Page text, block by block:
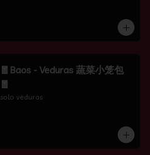
🧧Baos - Veduras 蔬菜小笼包
solo veduras